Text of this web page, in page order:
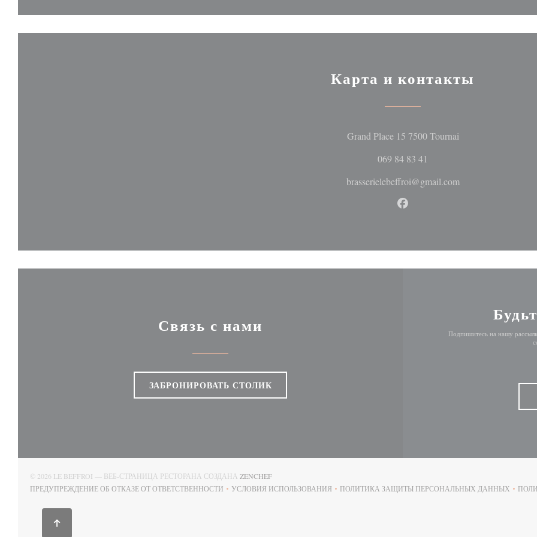
Карта и контакты
Grand Place 15 7500 Tournai((открывается в
069 84 83 41
brasserielebeffroi@gmail.com
Facebook ((открывается в
Связь с нами
ЗАБРОНИРОВАТЬ СТОЛИК
Подпишитесь на нашу
© 2026 LE BEFFROI — ВЕБ-СТРАНИЦА РЕСТОРАНА СОЗДАНА ZENCHEF((ОТКРЫВАЕТСЯ В НОВОМ ОКНЕ))
ПРЕДУПРЕЖДЕНИЕ ОБ ОТКАЗЕ ОТ ОТВЕТСТВЕННОСТИ
((ОТКРЫВАЕТСЯ В НОВОМ ОКНЕ))
УСЛОВИЯ ИСПОЛЬЗОВАНИЯ
((ОТКРЫВАЕТСЯ В НОВОМ ОКНЕ))
ПОЛИТИКА ЗАЩИТЫ ПЕРСОНАЛЬНЫХ ДАННЫХ
((ОТКРЫВАЕТСЯ В НОВОМ